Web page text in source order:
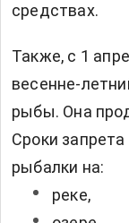
средствах.
Также, с 1
весенне-
рыбы. Она
Сроки
рыбалки на:
реке,